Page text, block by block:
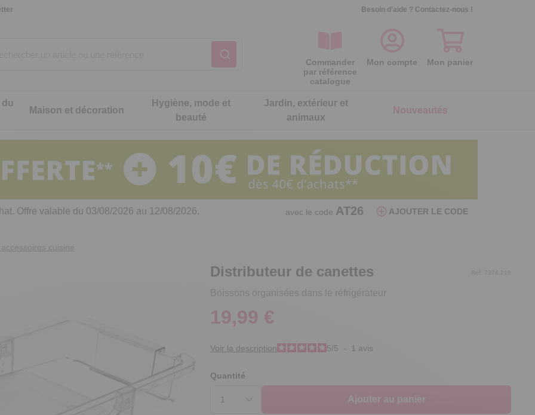
Besoin d'aide ? Contactez-nous !
Commander
par référence
catalogue
Mon compte Mon panier
cuisine
de cuisine malins
Notre produit du mois
Séparateur oeufs poule
Par aspiration, elle sépare le blanc du
Notre produit du mois
Maison et décoration
Notre produit du mois
Lot de 2 galettes de chaise
réversibles
Hygiène, mode et
beauté
intimité
Notre produit du mois
Lot de 2 gants microfibre nettoie
lunettes
Jardin, extérieur et
animaux
Notre produit du mois
Lot de 2 embouts d'arrosage
Assurez un arrosage ciblé et précis
Nouveautés
Notre produit du mois
Offre valable du 03/08/2026 au 12/08/2026. avec le code AT26 AJOUTER LE CODE
cuisine
Distributeur de canettes
Boissons organisées dans le réfrigérateur
Réf. 7374.218
19,99 €
Voir la description 5/5 - 1 avis
Quantité
Ajouter au panier